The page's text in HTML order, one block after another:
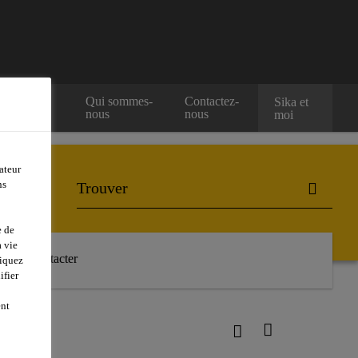
Qui sommes-
nous
Contactez-
nous
Sika et
moi
Nous contacter
de
vie